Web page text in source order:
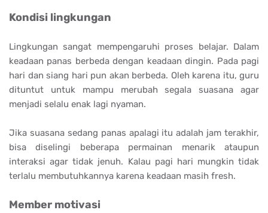
Kondisi lingkungan
Lingkungan sangat mempengaruhi proses belajar. Dalam
keadaan panas berbeda dengan keadaan dingin. Pada pagi
hari dan siang hari pun akan berbeda. Oleh karena itu, guru
dituntut untuk mampu merubah segala suasana agar
menjadi selalu enak lagi nyaman.
Jika suasana sedang panas apalagi itu adalah jam terakhir,
bisa diselingi beberapa permainan menarik ataupun
interaksi agar tidak jenuh. Kalau pagi hari mungkin tidak
terlalu membutuhkannya karena keadaan masih fresh.
Member motivasi